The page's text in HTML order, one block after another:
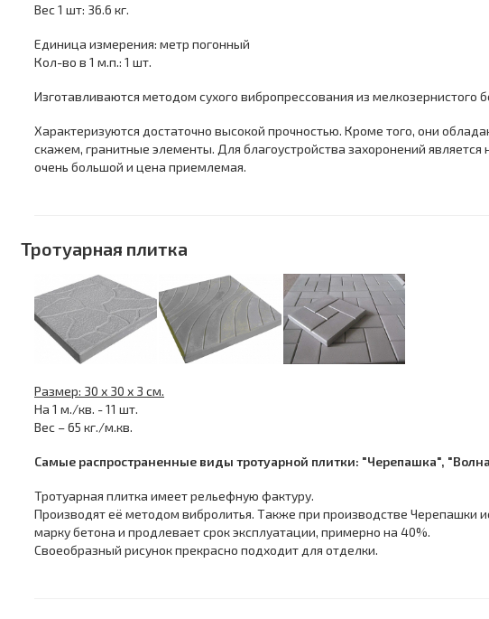
Вес 1 шт: 36.6 кг.
Единица измерения: метр погонный
Кол-во в 1 м.п.: 1 шт.
Изготавливаются методом сухого вибропрессования из мелкозернистого
Характеризуются достаточно высокой прочностью. Кроме того, они
скажем, гранитные элементы. Для благоустройства захоронений
очень большой и цена приемлемая.
Тротуарная плитка
Размер: 30 х 30 х 3 см.
На 1 м./кв. - 11 шт.
Вес – 65 кг./м.кв.
Самые распространенные виды тротуарной плитки: "Черепашка",
Тротуарная плитка имеет рельефную фактуру.
Производят её методом вибролитья. Также при производстве Черепашки
марку бетона и продлевает срок эксплуатации, примерно на 40%.
Своеобразный рисунок прекрасно подходит для отделки.